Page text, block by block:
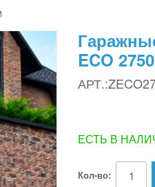
ECO
ЕСТЬ В
Кол-во: